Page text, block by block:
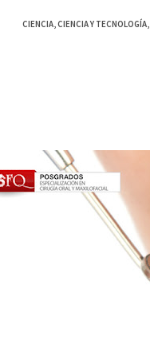
CIENCIA CIENCIA Y TECNOLOGÍA